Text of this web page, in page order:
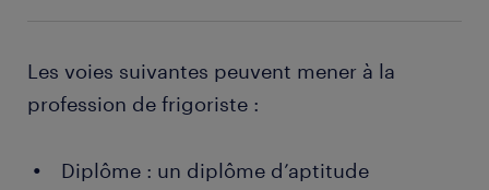
Les voies suivantes peuvent mener à la
profession de frigoriste :
Diplôme : un diplôme d’aptitude